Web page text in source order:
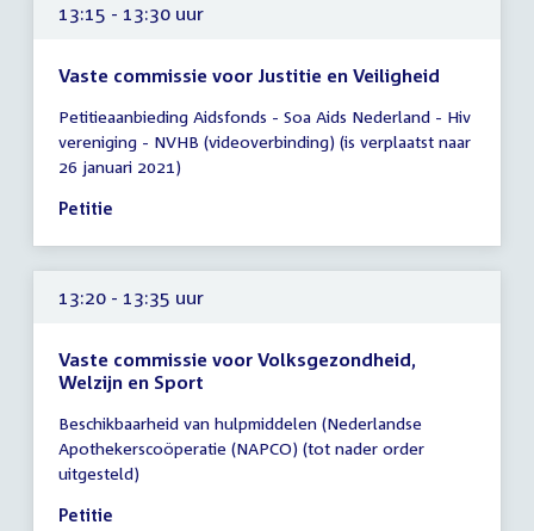
13:15 - 13:30 uur
Vaste commissie voor Justitie en Veiligheid
vergadering
13:15
-
13:30
Petitieaanbieding Aidsfonds - Soa Aids Nederland - Hiv
vereniging - NVHB (videoverbinding) (is verplaatst naar
26 januari 2021)
Petitie
13:20 - 13:35 uur
Vaste commissie voor Volksgezondheid,
Welzijn en Sport
vergadering
13:20
-
13:35
Beschikbaarheid van hulpmiddelen (Nederlandse
Apothekerscoöperatie (NAPCO) (tot nader order
uitgesteld)
Petitie